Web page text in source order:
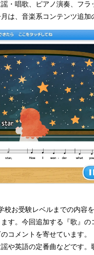
・唱歌、ピアノ演奏、フ
は、音楽系コンテンツ追加
校お受験レベルまでの内
す。今回追加する『歌』の
コメントを寄せています。
謡や英語の定番曲などです